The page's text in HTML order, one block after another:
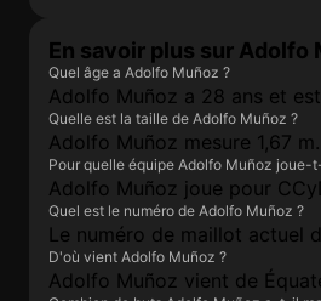
En savoir plus sur Adolfo
Quel âge a Adolfo Muñoz ?
Adolfo Muñoz a 28 ans et
Quelle est la taille de Adolfo Muñoz ?
Adolfo Muñoz mesure 1,67 m.
Pour quelle équipe Adolfo Muñoz joue-
Adolfo Muñoz joue pour
Quel est le numéro de Adolfo Muñoz ?
Le numéro de maillot actuel
D'où vient Adolfo Muñoz ?
Adolfo Muñoz vient de